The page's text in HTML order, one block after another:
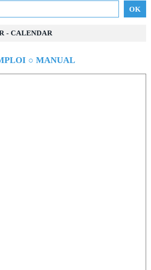
- CALENDAR
○ MANUAL